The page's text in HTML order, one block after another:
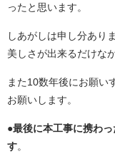
ったと思います。
しあがしは申し分あり
美しさが出来るだけな
また10数年後にお願い
お願いします。
●最後に本工事に携わ
す。